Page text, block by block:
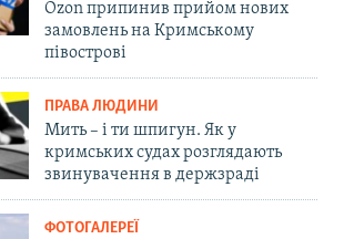
Ozon припинив прийом нових
замовлень на Кримському
півострові
ПРАВА ЛЮДИНИ
Мить – і ти шпигун. Як у
кримських судах розглядають
звинувачення в держзраді
ФОТОГАЛЕРЕЇ